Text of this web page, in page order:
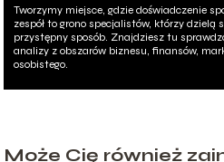
Tworzymy miejsce, gdzie doświadczenie
zespół to grono specjalistów, którzy dzielą
przystępny sposób. Znajdziesz tu
analizy z obszarów biznesu, finansów,
osobistego.
Może Cię również